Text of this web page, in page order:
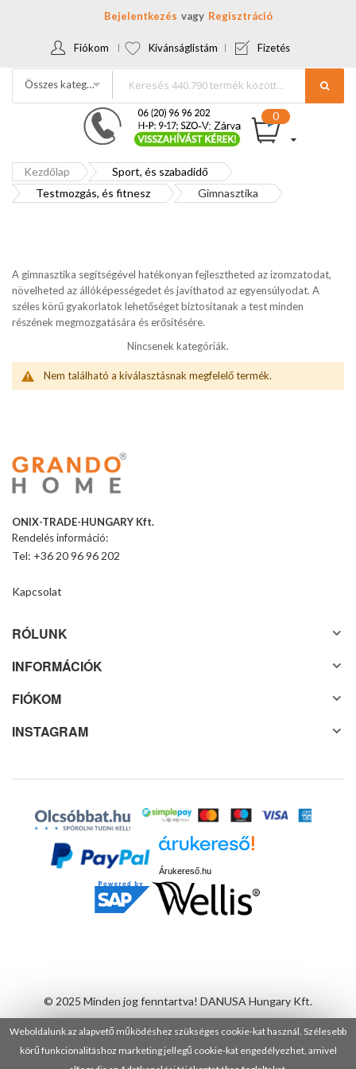
Weboldalunk az alapvető működéshez szükséges cookie-kat használ. Szélesebb
körű funkcionalitáshoz marketing jellegű cookie-kat engedélyezhet, amivel
Bejelentkezés Regisztráció
Fiókom Kívánságlistám Fizetés
Összes kategória
Kezdőlap
Sport, és szabadidő
Testmozgás, és fitnesz
Gimnasztika
A gimnasztika segítségével hatékonyan fejlesztheted az izomzatodat,
növelheted az állóképességedet és javíthatod az egyensúlyodat. A
széles körű gyakorlatok lehetőséget biztosítanak a test minden
részének megmozgatására és erősítésére.
Nincsenek kategóriák.
Nem található a kiválasztásnak megfelelő termék.
ONIX-TRADE-HUNGARY Kft.
Rendelés információ:
Tel: +36 20 96 96 202
Kapcsolat
RÓLUNK
INFORMÁCIÓK
FIÓKOM
INSTAGRAM
Árukereső.hu
© 2025 Minden jog fenntartva! DANUSA Hungary Kft.